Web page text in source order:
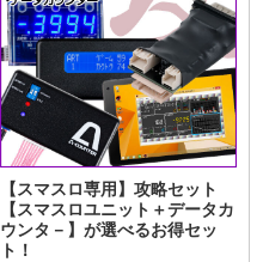
【スマスロ専用】攻略セット
【スマスロユニット＋データカ
ウンタ－】が選べるお得セッ
ト！